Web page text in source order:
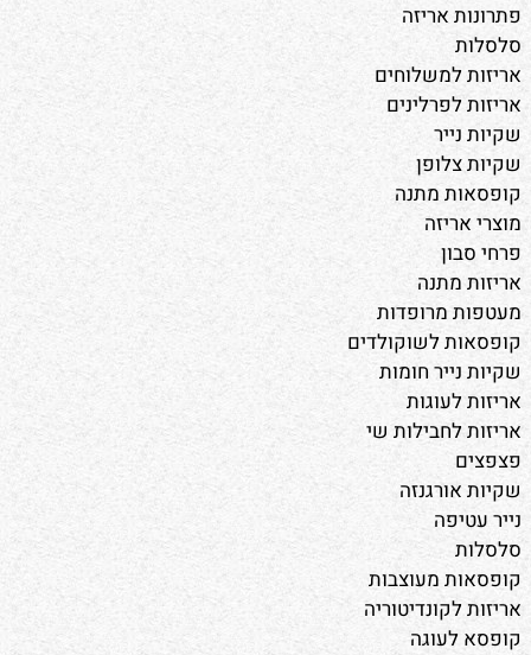
פתרונות אריזה
סלסלות
אריזות למשלוחים
אריזות לפרלינים
שקיות נייר
שקיות צלופן
קופסאות מתנה
מוצרי אריזה
פרחי סבון
אריזות מתנה
מעטפות מרופדות
קופסאות לשוקולדים
שקיות נייר חומות
אריזות לעוגות
אריזות לחבילות שי
פצפצים
שקיות אורגנזה
נייר עטיפה
סלסלות
קופסאות מעוצבות
אריזות לקונדיטוריה
קופסא לעוגה